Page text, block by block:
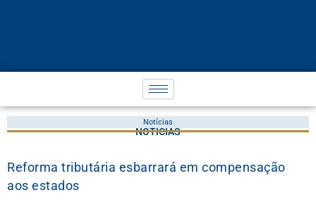
NOTÍCIAS
Notícias
Reforma tributária esbarrará em compensação
aos estados